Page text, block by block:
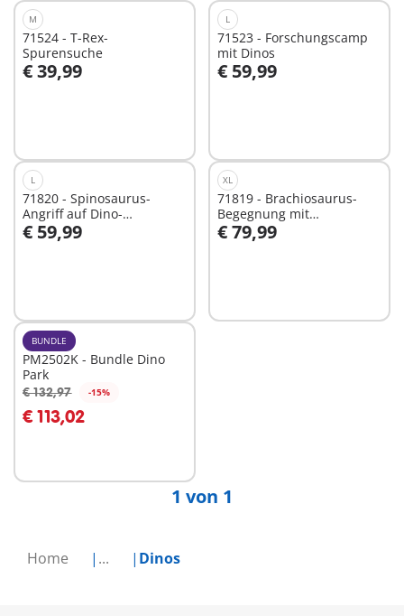
Home ... Dinos
M
71524 - T-Rex-
Spurensuche
€ 39,99
In den Warenkorb
L
71523 - Forschungscamp
mit Dinos
€ 59,99
In den Warenkorb
L
71820 - Spinosaurus-
Angriff auf Dino-
Ausgrabung
€ 59,99
In den Warenkorb
XL
71819 - Brachiosaurus-
Begegnung mit
Luftkissenboot
€ 79,99
In den Warenkorb
BUNDLE
PM2502K - Bundle Dino
Park
€ 132,97 -15%
€ 113,02
In den Warenkorb
1 von 1